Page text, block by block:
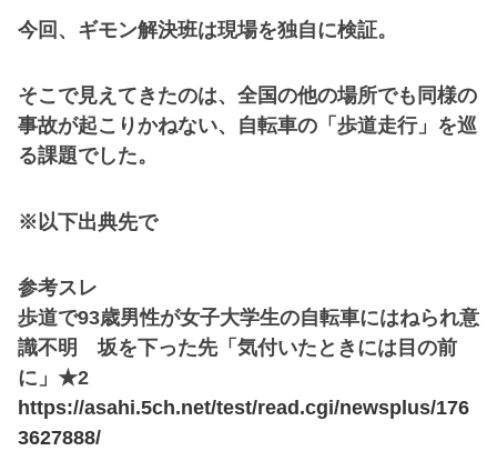
今回、ギモン解決班は現場を独自に検証。
そこで見えてきたのは、全国の他の場所でも同様の
事故が起こりかねない、自転車の「歩道走行」を巡
る課題でした。
※以下出典先で
参考スレ
歩道で93歳男性が女子大学生の自転車にはねられ意
識不明 坂を下った先「気付いたときには目の前
に」★2
https://asahi.5ch.net/test/read.cgi/newsplus/176
3627888/